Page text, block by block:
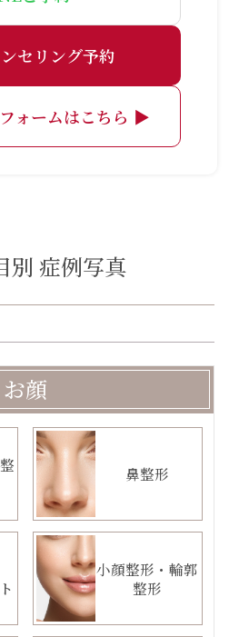
セリング予約
ォームはこちら ▶
別 症例写真
お顔
鼻整形
小顔整形・輪郭
整形